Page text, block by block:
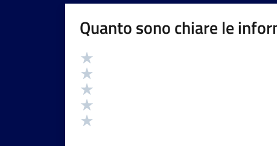
Quanto sono chiare le
Valutazione